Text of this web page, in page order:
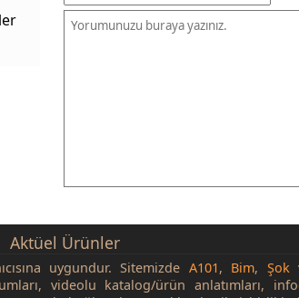
Aktüel Ürünler
uygundur. Sitemizde A101, Bim, Şok
videolu katalog/ürün anlatımları,